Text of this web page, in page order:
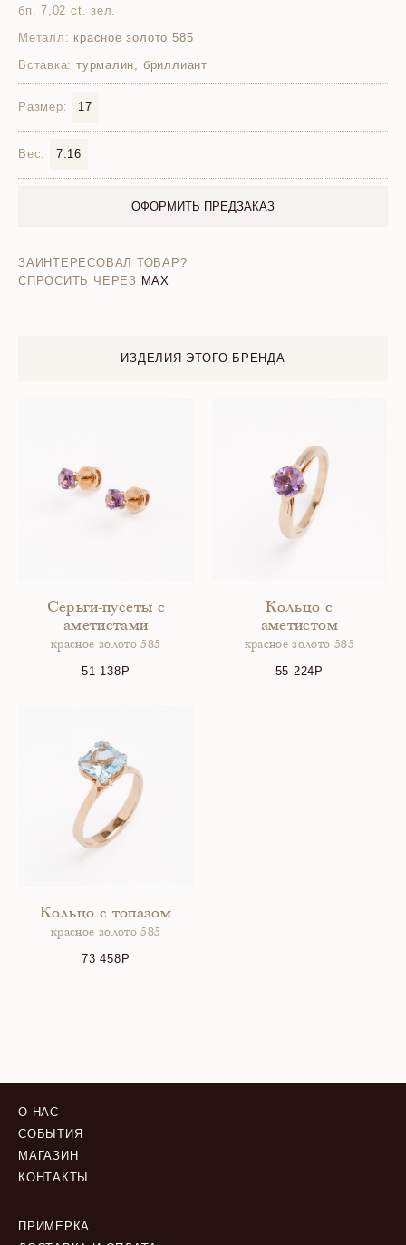
бп. 7,02 ct. зел.
Металл: красное золото 585
Вставка: турмалин, бриллиант
Размер: 17
Вес: 7.16
ОФОРМИТЬ ПРЕДЗАКАЗ
ЗАИНТЕРЕСОВАЛ ТОВАР?
СПРОСИТЬ ЧЕРЕЗ MAX
ИЗДЕЛИЯ ЭТОГО БРЕНДА
Серьги-пусеты с
аметистами
красное золото 585
51 138
Кольцо с
аметистом
красное золото 585
55 224
Кольцо с топазом
красное золото 585
73 458
О НАС
СОБЫТИЯ
МАГАЗИН
КОНТАКТЫ
ПРИМЕРКА